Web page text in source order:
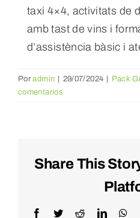
WooCommerce Cart
taxi 4×4, activitats de
amb tast de vins i
d’assistència bàsic i
Poradmin 29/07/2024 Pack
comentarios
Share This
Facebook
TwitterReddit